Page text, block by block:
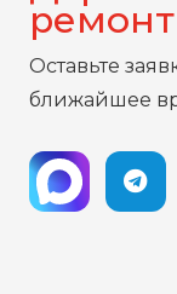
ремонт
Оставьте
ближайшее